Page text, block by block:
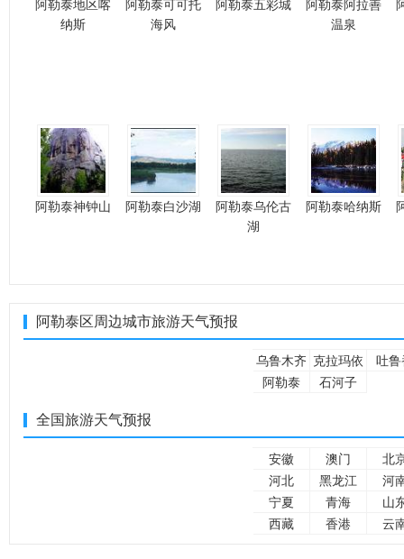
阿勒泰地区喀
纳斯
阿勒泰可可托
海风
阿勒泰五彩城
阿勒泰阿拉善
温泉
阿勒泰神钟山 阿勒泰白沙湖
阿勒泰乌伦古
湖
阿勒泰哈纳斯
阿勒泰区周边城市旅游天气预报
乌鲁木齐 克拉玛依
吐鲁
阿勒泰
石河子
全国旅游天气预报
安徽 澳门
北
河北
黑龙江
河
宁夏
青海
山
西藏
香港 云